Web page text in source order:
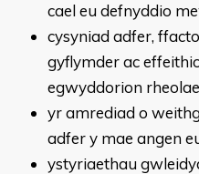
cael eu defnyddio
cysyniad adfer,
gyflymder ac
egwyddorion
yr amrediad o
adfer y mae angen
ystyriaethau